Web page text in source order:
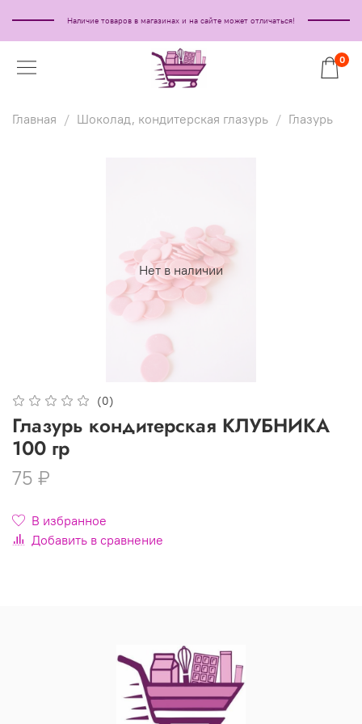
Наличие товаров в магазинах и на сайте может отличаться!
0
Главная Шоколад, кондитерская глазурь Глазурь
Нет в наличии
(0)
Глазурь кондитерская КЛУБНИКА
100 гр
75 ₽
В избранное
Добавить в сравнение